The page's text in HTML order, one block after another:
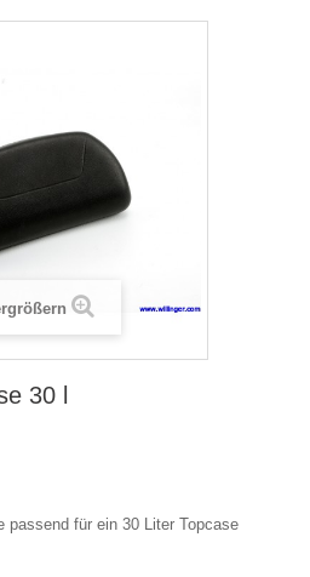
30 l
passend für ein 30 Liter Topcase